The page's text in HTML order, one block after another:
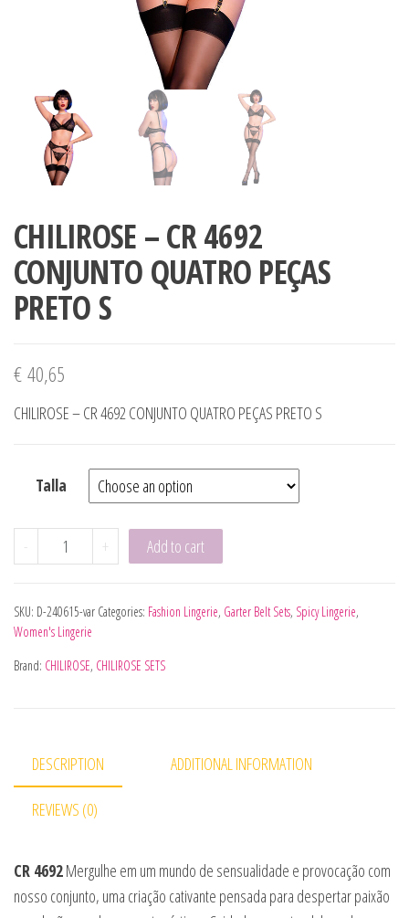
CHILIROSE – CR 4692
CONJUNTO QUATRO PEÇAS
PRETO S
€40,65
CHILIROSE – CR 4692 CONJUNTO QUATRO PEÇAS PRETO S
Talla
- CHILIROSE - CR 4692 CONJUNTO QUATRO PEÇAS PRETO
+ Add to cart
SKU: D-240615-var Categories: Fashion Lingerie, Garter Belt Sets, Spicy Lingerie,
Women's Lingerie
Brand: CHILIROSE, CHILIROSE SETS
DESCRIPTION ADDITIONAL INFORMATION
REVIEWS (0)
CR 4692Mergulhe em um mundo de sensualidade e provocação com
nosso conjunto, uma criação cativante pensada para despertar paixão